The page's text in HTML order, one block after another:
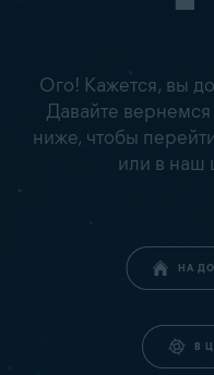
Ого! Кажется, вы
Давайте
ниже, чтобы
или в наш
НА
В